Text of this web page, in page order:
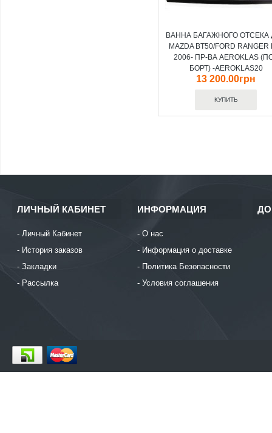
ВАННА БАГАЖНОГО ОТСЕКА
MAZDA BT50/FORD RANGER
2006- ПР-ВА AEROKLAS
БОРТ) -AEROKLAS20
13 200.00грн
ЛИЧНЫЙ КАБИНЕТ
Личный Кабинет
История заказов
Закладки
Рассылка
ИНФОРМАЦИЯ
О нас
Информация о доставке
Политика Безопасности
Условия соглашения